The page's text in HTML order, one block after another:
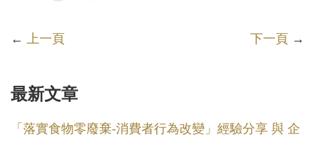
← 上一頁 下一頁 →
最新文章
「落實食物零廢棄-消費者行為改變」經驗分享 與 企